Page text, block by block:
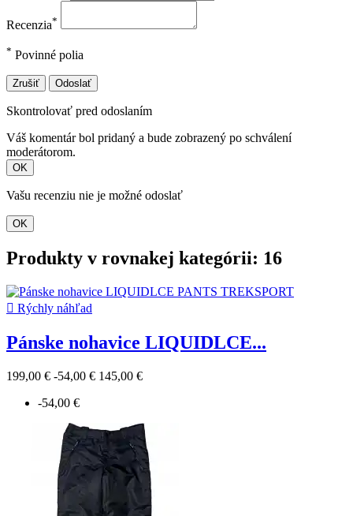
Recenzia*
* Povinné polia
Zrušiť Odoslať
Skontrolovať pred odoslaním
Váš komentár bol pridaný a bude zobrazený po schválení
moderátorom.
OK
Vašu recenziu nie je možné odoslať
OK
Produkty v rovnakej kategórii: 16
 Rýchly náhľad
Pánske nohavice LIQUIDLCE...
199,00 € -54,00 € 145,00 €
-54,00 €